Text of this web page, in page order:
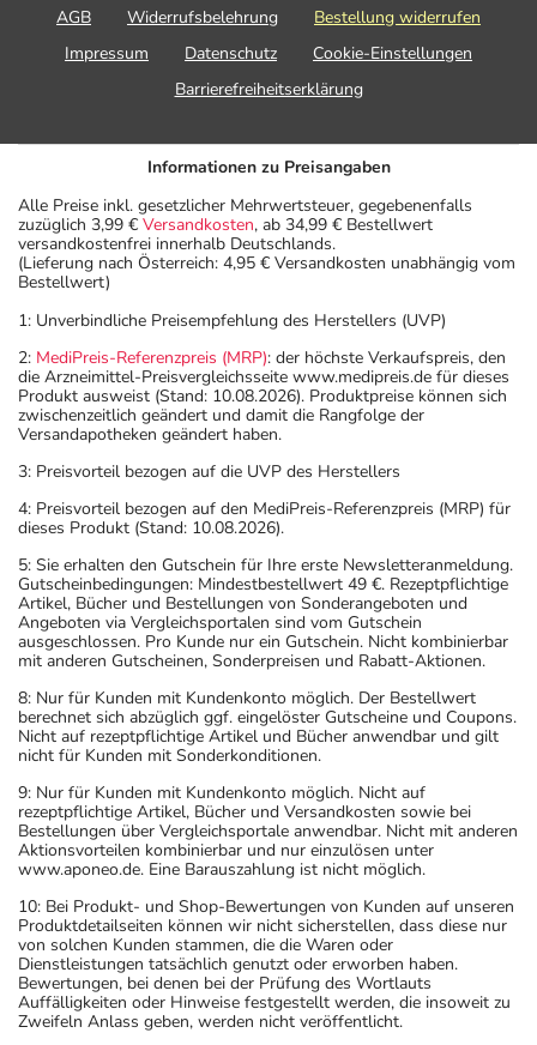
AGB Widerrufsbelehrung
Bestellung widerrufen
Impressum
Datenschutz
Cookie-Einstellungen
Barrierefreiheitserklärung
Informationen zu Preisangaben
Alle Preise inkl. gesetzlicher Mehrwertsteuer, gegebenenfalls
zuzüglich 3,99 € Versandkosten, ab 34,99 € Bestellwert
versandkostenfrei innerhalb Deutschlands.
(Lieferung nach Österreich: 4,95 € Versandkosten unabhängig vom
Bestellwert)
1: Unverbindliche Preisempfehlung des Herstellers (UVP)
2: MediPreis-Referenzpreis (MRP): der höchste Verkaufspreis, den
die Arzneimittel-Preisvergleichsseite www.medipreis.de für dieses
Produkt ausweist (Stand: 10.08.2026). Produktpreise können sich
zwischenzeitlich geändert und damit die Rangfolge der
Versandapotheken geändert haben.
3: Preisvorteil bezogen auf die UVP des Herstellers
4: Preisvorteil bezogen auf den MediPreis-Referenzpreis (MRP) für
dieses Produkt (Stand: 10.08.2026).
5: Sie erhalten den Gutschein für Ihre erste Newsletteranmeldung.
Gutscheinbedingungen: Mindestbestellwert 49 €. Rezeptpflichtige
Artikel, Bücher und Bestellungen von Sonderangeboten und
Angeboten via Vergleichsportalen sind vom Gutschein
ausgeschlossen. Pro Kunde nur ein Gutschein. Nicht kombinierbar
mit anderen Gutscheinen, Sonderpreisen und Rabatt-Aktionen.
8: Nur für Kunden mit Kundenkonto möglich. Der Bestellwert
berechnet sich abzüglich ggf. eingelöster Gutscheine und Coupons.
Nicht auf rezeptpflichtige Artikel und Bücher anwendbar und gilt
nicht für Kunden mit Sonderkonditionen.
9: Nur für Kunden mit Kundenkonto möglich. Nicht auf
rezeptpflichtige Artikel, Bücher und Versandkosten sowie bei
Bestellungen über Vergleichsportale anwendbar. Nicht mit anderen
Aktionsvorteilen kombinierbar und nur einzulösen unter
www.aponeo.de. Eine Barauszahlung ist nicht möglich.
10: Bei Produkt- und Shop-Bewertungen von Kunden auf unseren
Produktdetailseiten können wir nicht sicherstellen, dass diese nur
von solchen Kunden stammen, die die Waren oder
Dienstleistungen tatsächlich genutzt oder erworben haben.
Bewertungen, bei denen bei der Prüfung des Wortlauts
Auffälligkeiten oder Hinweise festgestellt werden, die insoweit zu
Zweifeln Anlass geben, werden nicht veröffentlicht.